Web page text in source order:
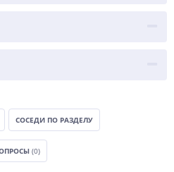
СОСЕДИ ПО РАЗДЕЛУ
(0)